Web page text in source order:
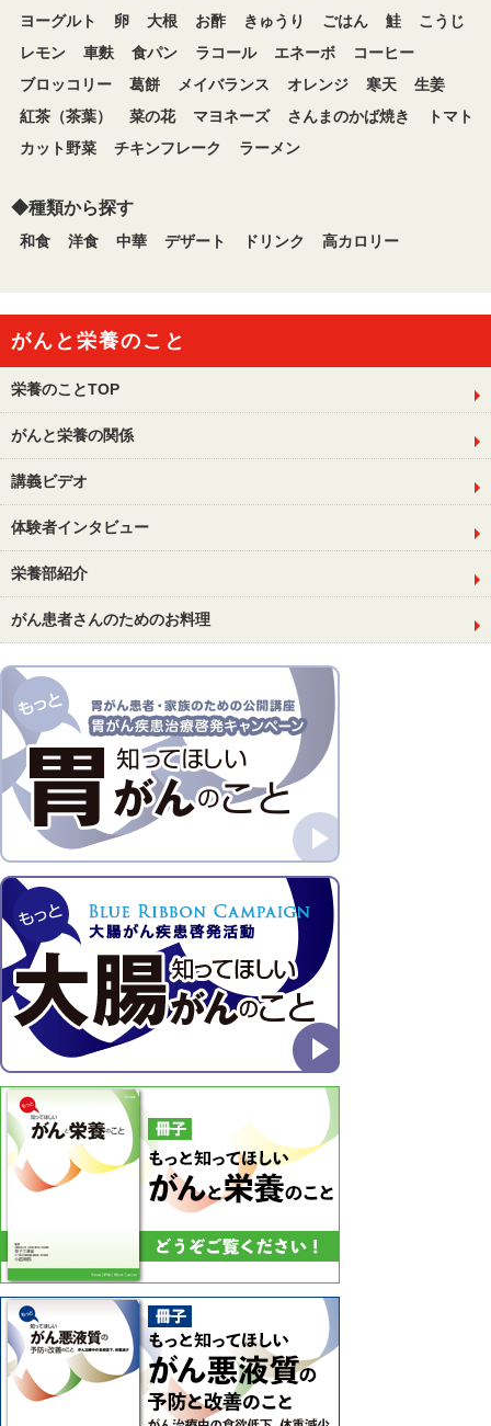
ヨーグルト
卵 大根 お酢 きゅうり ごはん 鮭
こうじ
レモン
車麩 食パン ラコール エネーボ
コーヒー
ブロッコリー
葛餅 メイバランス オレンジ 寒天
生姜
紅茶（茶葉）
菜の花 マヨネーズ さんまのかば焼き
トマト
カット野菜
チキンフレーク ラーメン
◆種類から探す
和食 洋食 中華 デザート ドリンク 高カロリー
がんと栄養のこと
栄養のことTOP
がんと栄養の関係
講義ビデオ
体験者インタビュー
栄養部紹介
がん患者さんのためのお料理